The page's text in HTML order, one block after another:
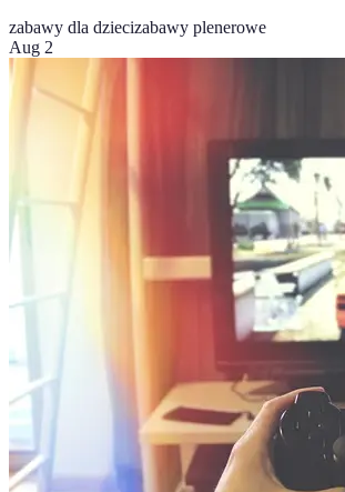
zabawy dla dziecizabawy plenerowe
Aug 2